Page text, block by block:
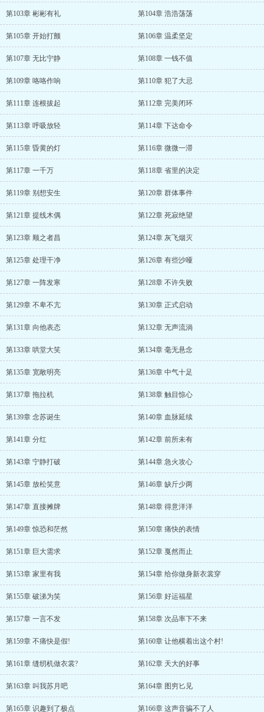
第103章 彬彬有礼 第104章 浩浩荡荡
第105章 开始打颤 第106章 温柔坚定
第107章 无比宁静 第108章 一钱不值
第109章 咯咯作响 第110章 犯了大忌
第111章 连根拔起 第112章 完美闭环
第113章 呼吸放轻 第114章 下达命令
第115章 昏黄的灯 第116章 微微一滞
第117章 一千万 第118章 省里的决定
第119章 别想安生 第120章 群体事件
第121章 提线木偶 第122章 死寂绝望
第123章 顺之者昌 第124章 灰飞烟灭
第125章 处理干净 第126章 有些沙哑
第127章 一阵发寒 第128章 不许失败
第129章 不卑不亢 第130章 正式启动
第131章 向他表态 第132章 无声流淌
第133章 哄堂大笑 第134章 毫无悬念
第135章 宽敞明亮 第136章 中气十足
第137章 拖拉机 第138章 触目惊心
第139章 念苏诞生 第140章 血脉延续
第141章 分红 第142章 前所未有
第143章 宁静打破 第144章 急火攻心
第145章 放松笑意 第146章 缺斤少两
第147章 直接摊牌 第148章 得意洋洋
第149章 惊恐和茫然 第150章 痛快的表情
第151章 巨大需求 第152章 戛然而止
第153章 家里有我 第154章 给你做身新衣裳穿
第155章 破涕为笑 第156章 好运福星
第157章 一言不发 第158章 次品率下不来
第159章 不痛快是假! 第160章 让他横着出这个村!
第161章 缝纫机做衣裳? 第162章 天大的好事
第163章 叫我苏月吧 第164章 图穷匕见
第165章 识趣到了极点 第166章 这声音骗不了人